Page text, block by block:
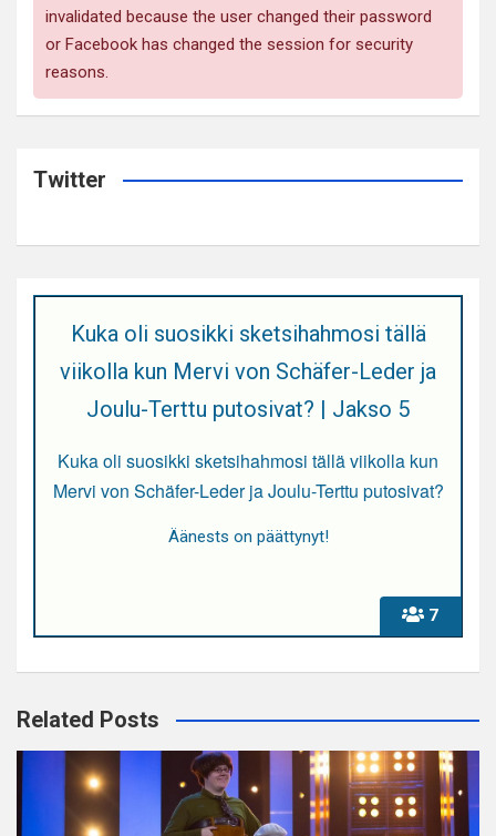
invalidated because the user changed their password
or Facebook has changed the session for security
reasons.
Twitter
7
Kuka oli suosikki sketsihahmosi tällä
viikolla kun Mervi von Schäfer-Leder ja
Joulu-Terttu putosivat? | Jakso 5
Kuka oli suosikki sketsihahmosi tällä viikolla kun
Mervi von Schäfer-Leder ja Joulu-Terttu putosivat?
Äänests on päättynyt!
Related Posts